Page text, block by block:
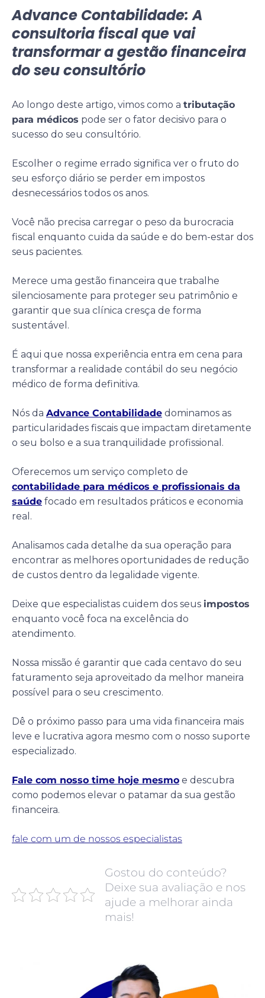
Advance Contabilidade: A
consultoria fiscal que vai
transformar a gestão financeira
do seu consultório
Ao longo deste artigo, vimos como a tributação
para médicos pode ser o fator decisivo para o
sucesso do seu consultório.
Escolher o regime errado significa ver o fruto do
seu esforço diário se perder em impostos
desnecessários todos os anos.
Você não precisa carregar o peso da burocracia
fiscal enquanto cuida da saúde e do bem-estar dos
seus pacientes.
Merece uma gestão financeira que trabalhe
silenciosamente para proteger seu patrimônio e
garantir que sua clínica cresça de forma
sustentável.
É aqui que nossa experiência entra em cena para
transformar a realidade contábil do seu negócio
médico de forma definitiva.
Nós da Advance Contabilidade dominamos as
particularidades fiscais que impactam diretamente
o seu bolso e a sua tranquilidade profissional.
Oferecemos um serviço completo de
contabilidade para médicos e profissionais da
saúde focado em resultados práticos e economia
real.
Analisamos cada detalhe da sua operação para
encontrar as melhores oportunidades de redução
de custos dentro da legalidade vigente.
Deixe que especialistas cuidem dos seus impostos
enquanto você foca na excelência do
atendimento.
Nossa missão é garantir que cada centavo do seu
faturamento seja aproveitado da melhor maneira
possível para o seu crescimento.
Dê o próximo passo para uma vida financeira mais
leve e lucrativa agora mesmo com o nosso suporte
especializado.
Fale com nosso time hoje mesmo e descubra
como podemos elevar o patamar da sua gestão
financeira.
fale com um de nossos especialistas
Gostou do conteúdo?
Deixe sua avaliação e nos
ajude a melhorar ainda
mais!